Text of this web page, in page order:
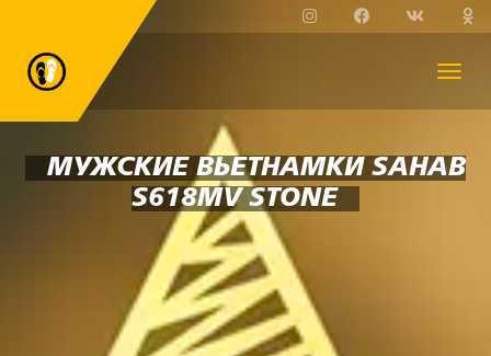
МУЖСКИЕ ВЬЕТНАМКИ SAHAB
S618MV STONE